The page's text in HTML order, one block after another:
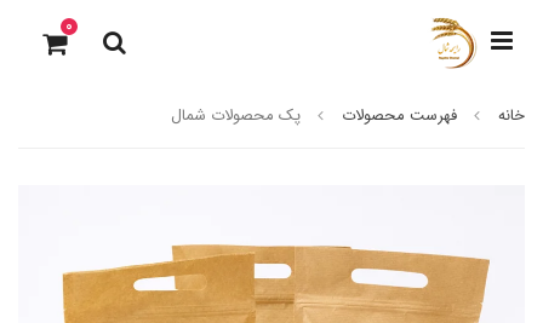
0
خانه فهرست محصولات پک محصولات شمال